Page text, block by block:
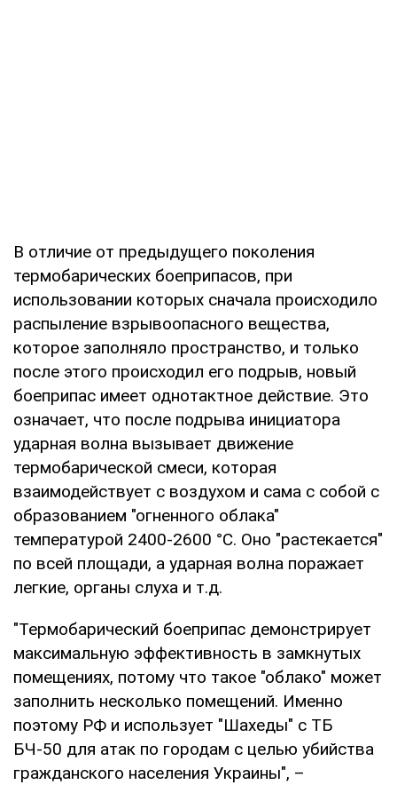
В отличие от предыдущего поколения
термобарических боеприпасов, при
использовании которых сначала происходило
распыление взрывоопасного вещества,
которое заполняло пространство, и только
после этого происходил его подрыв, новый
боеприпас имеет однотактное действие. Это
означает, что после подрыва инициатора
ударная волна вызывает движение
термобарической смеси, которая
взаимодействует с воздухом и сама с собой с
образованием "огненного облака"
температурой 2400-2600 °C. Оно "растекается"
по всей площади, а ударная волна поражает
легкие, органы слуха и т.д.
"Термобарический боеприпас демонстрирует
максимальную эффективность в замкнутых
помещениях, потому что такое "облако" может
заполнить несколько помещений. Именно
поэтому РФ и использует "Шахеды" с ТБ
БЧ-50 для атак по городам с целью убийства
гражданского населения Украины", –